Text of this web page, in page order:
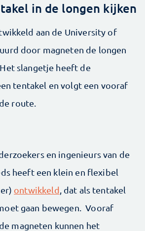
in de longen kijken
aan de University of
door magneten de longen
slangetje heeft de
tentakel en volgt een vooraf
route.
en ingenieurs van de
heeft een klein en flexibel
ontwikkeld , dat als tentakel
gaan bewegen. Vooraf
magneten kunnen het